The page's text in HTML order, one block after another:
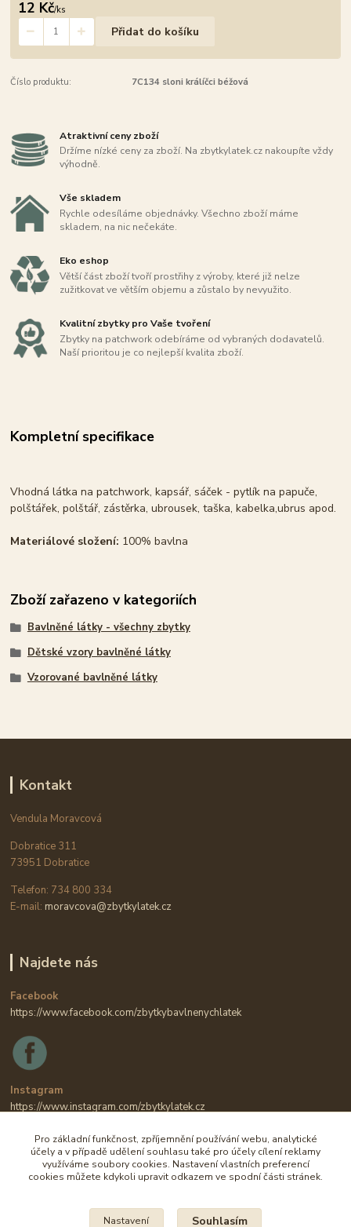
12 Kč/ks
Přidat do košíku
Číslo produktu: 7C134 sloni králíčci béžová
Atraktivní ceny zboží
Držíme nízké ceny za zboží. Na zbytkylatek.cz nakoupíte vždy
výhodně.
Vše skladem
Rychle odesíláme objednávky. Všechno zboží máme
skladem, na nic nečekáte.
Eko eshop
Větší část zboží tvoří prostřihy z výroby, které již nelze
zužitkovat ve větším objemu a zůstalo by nevyužito.
Kvalitní zbytky pro Vaše tvoření
Zbytky na patchwork odebíráme od vybraných dodavatelů.
Naší prioritou je co nejlepší kvalita zboží.
Kompletní specifikace
Vhodná látka na patchwork, kapsář, sáček - pytlík na papuče,
polštářek, polštář, zástěrka, ubrousek, taška, kabelka,ubrus apod.
Materiálové složení: 100% bavlna
Zboží zařazeno v kategoriích
Bavlněné látky - všechny zbytky
Dětské vzory bavlněné látky
Vzorované bavlněné látky
Kontakt
Vendula Moravcová
Dobratice 311
73951 Dobratice
Telefon: 734 800 334
E-mail: moravcova@zbytkylatek.cz
Najdete nás
Facebook
https://www.facebook.com/zbytkybavlnenychlatek
Instagram
https://www.instagram.com/zbytkylatek.cz
Pro základní funkčnost, zpříjemnění používání webu, analytické
účely a v případě udělení souhlasu také pro účely cílení reklamy
využíváme soubory cookies. Nastavení vlastních preferencí
cookies můžete kdykoli upravit odkazem ve spodní části stránek.
Nastavení Souhlasím